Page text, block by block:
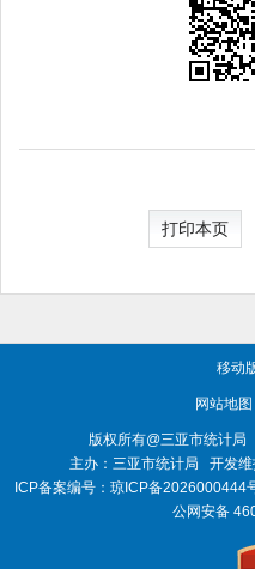
打印本页
移动
网站地图
版权所有@三亚市统计局
主办：三亚市统计局
开发
ICP备案编号： 琼ICP备2026000444
公网安备